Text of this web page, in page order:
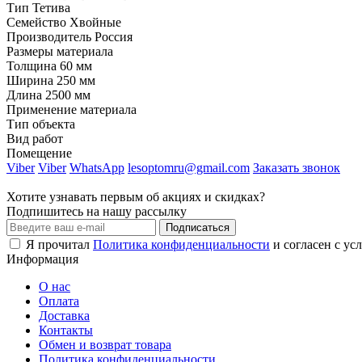
Тип Тетива
Семейство Хвойные
Производитель Россия
Размеры материала
Толщина 60 мм
Ширина 250 мм
Длина 2500 мм
Применение материала
Тип объекта
Вид работ
Помещение
Viber Viber WhatsApp lesoptomru@gmail.com Заказать звонок
Хотите узнавать первым об акциях и скидках?
Подпишитесь на нашу рассылку
Подписаться
Я прочитал Политика конфиденциальности и согласен с
Информация
О нас
Оплата
Доставка
Контакты
Обмен и возврат товара
Политика конфиденциальности